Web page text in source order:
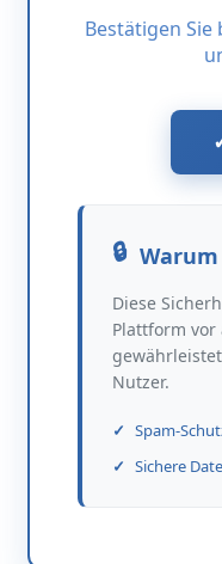
Bestätigen Sie
Diese
Plattform
Nutzer.
Spam-
Sichere